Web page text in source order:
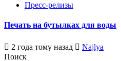
Пресс-релизы
Печать на бутылках для воды
2 года тому назад
Najlya
Поиск